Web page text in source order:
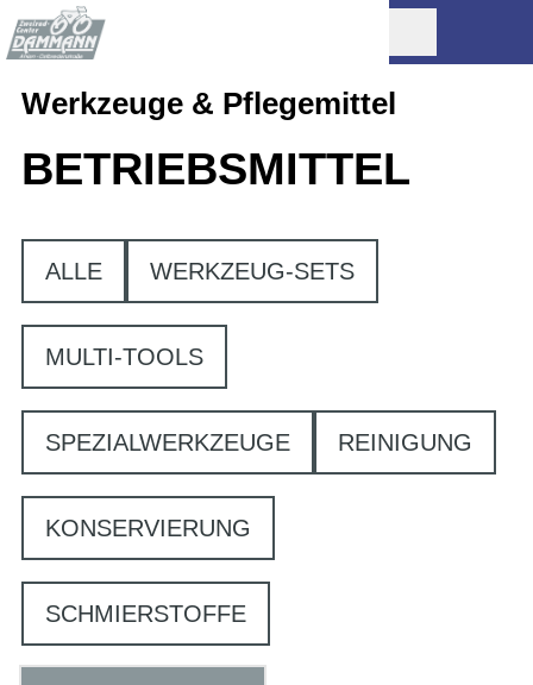
Werkzeuge & Pflegemittel
BETRIEBSMITTEL
ALLE WERKZEUG-SETS
MULTI-TOOLS
SPEZIALWERKZEUGE REINIGUNG
KONSERVIERUNG
SCHMIERSTOFFE